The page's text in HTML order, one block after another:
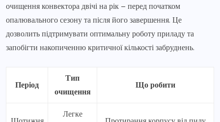
очищення конвектора двічі на рік – перед початком
опалювального сезону та після його завершення. Це
дозволить підтримувати оптимальну роботу приладу та
запобігти накопиченню критичної кількості забруднень.
Період
Тип
очищення
Що робити
Легке